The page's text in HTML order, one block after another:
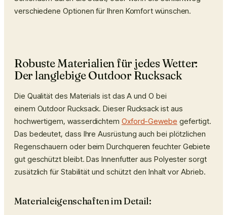
verschiedene Optionen für Ihren Komfort wünschen.
Robuste Materialien für jedes Wetter:
Der langlebige Outdoor Rucksack
Die Qualität des Materials ist das A und O bei
einem Outdoor Rucksack. Dieser Rucksack ist aus
hochwertigem, wasserdichtem Oxford-Gewebe gefertigt.
Das bedeutet, dass Ihre Ausrüstung auch bei plötzlichen
Regenschauern oder beim Durchqueren feuchter Gebiete
gut geschützt bleibt. Das Innenfutter aus Polyester sorgt
zusätzlich für Stabilität und schützt den Inhalt vor Abrieb.
Materialeigenschaften im Detail: